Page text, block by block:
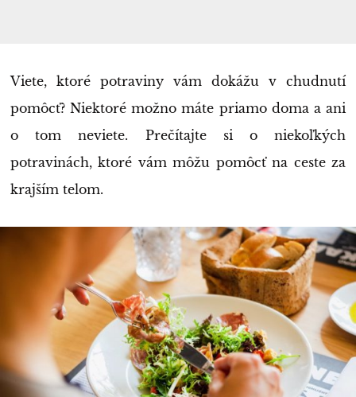
Viete, ktoré potraviny vám dokážu v chudnutí
pomôcť? Niektoré možno máte priamo doma a ani
o tom neviete. Prečítajte si o niekoľkých
potravinách, ktoré vám môžu pomôcť na ceste za
krajším telom.